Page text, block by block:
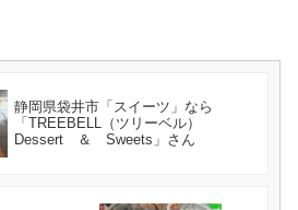
静岡県袋井市「スイーツ」なら
「TREEBELL（ツリーベル）
Dessert ＆ Sweets」さん